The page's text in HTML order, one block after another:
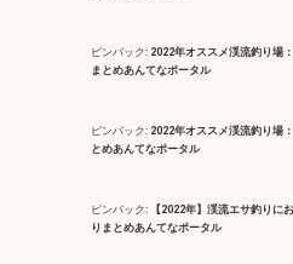
ピンバック: 2022年オススメ渓流釣り場
まとめあんてなポータル
ピンバック: 2022年オススメ渓流釣り場
とめあんてなポータル
ピンバック:
【2022年】渓流エサ釣りに
りまとめあんてなポータル